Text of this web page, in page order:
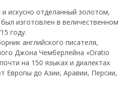
искусно отделанный золотом,
изготовлен в величественном
году.
английского писателя,
Джона Чемберлейна «Oratio
на 150 языках и диалектах
Европы до Азии, Аравии, Персии,